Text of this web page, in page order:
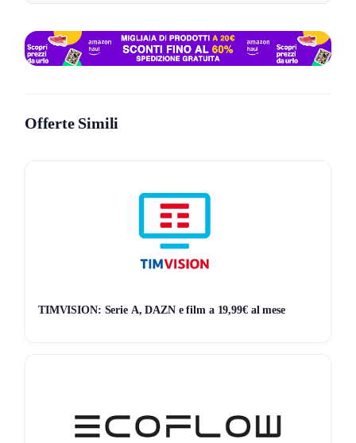
Con
NordVPN
migliori subito la tua sicurezza online.
Come ottenere lo sconto NordVPN
Attivare l’offerta è semplice e immediato.
Apri il link promozionale ufficiale, scegli uno dei
Vantaggi pratici dell’offerta
Offerte Simili
TIMVISION: Serie A, DAZN e film a 19,99€ al mese